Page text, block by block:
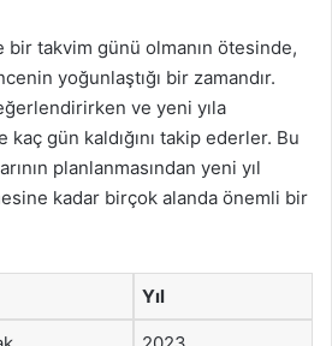
bir takvim günü olmanın ötesinde,
yoğunlaştığı bir zamandır.
ve yeni yıla
kaç gün kaldığını takip ederler. Bu
planlanmasından yeni yıl
kadar birçok alanda önemli bir
Yıl